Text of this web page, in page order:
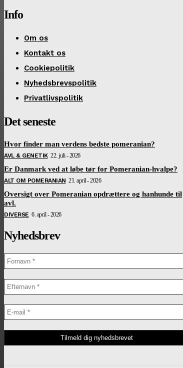
Info
Om os
Kontakt os
Cookiepolitik
Nyhedsbrevspolitik
Privatlivspolitik
Det seneste
Hvor finder man verdens bedste pomeranian?
AVL & GENETIK 22. juli - 2026
Er Danmark ved at løbe tør for Pomeranian-hvalpe?
ALT OM POMERANIAN 21. april - 2026
Oversigt over Pomeranian opdrættere og hanhunde til
avl.
DIVERSE 6. april - 2026
Nyhedsbrev